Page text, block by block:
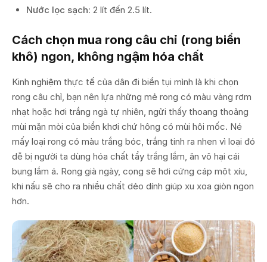
Nước lọc sạch: 2 lít đến 2.5 lít.
Cách chọn mua rong câu chỉ (rong biển
khô) ngon, không ngậm hóa chất
Kinh nghiệm thực tế của dân đi biển tụi mình là khi chọn
rong câu chỉ, bạn nên lựa những mẻ rong có màu vàng rơm
nhạt hoặc hơi trắng ngà tự nhiên, ngửi thấy thoang thoảng
mùi mặn mòi của biển khơi chứ hông có mùi hôi mốc. Né
mấy loại rong có màu trắng bóc, trắng tinh ra nhen vì loại đó
dễ bị người ta dùng hóa chất tẩy trắng lắm, ăn vô hại cái
bụng lắm á. Rong già ngày, cọng sẽ hơi cứng cáp một xíu,
khi nấu sẽ cho ra nhiều chất dẻo dính giúp xu xoa giòn ngon
hơn.